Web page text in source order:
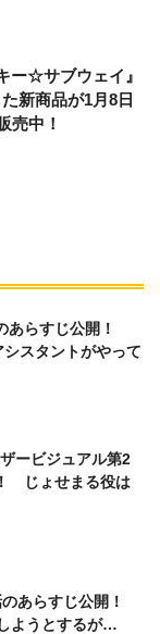
ー☆サブウェイ』
新商品が1月8日
売中！
あらすじ公開！
スタントがやって
ービジュアル第2
じょせまる役は
のあらすじ公開！
ようとするが…